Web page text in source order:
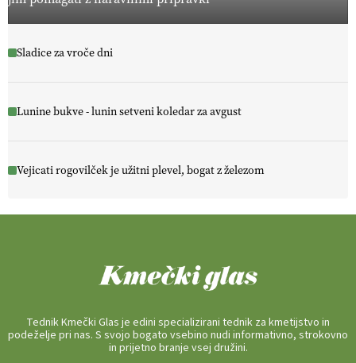
Sladice za vroče dni
Lunine bukve - lunin setveni koledar za avgust
Vejicati rogovilček je užitni plevel, bogat z železom
Tednik Kmečki Glas je edini specializirani tednik za kmetijstvo in
podeželje pri nas. S svojo bogato vsebino nudi informativno, strokovno
in prijetno branje vsej družini.